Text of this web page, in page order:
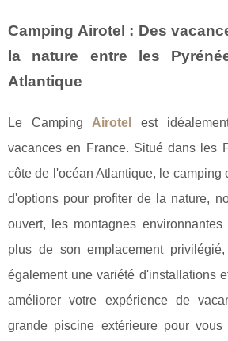
Camping Airotel : Des
la nature entre les
Atlantique
Le Camping Airotel est
vacances en France. Situé dans les
côte de l'océan Atlantique, le camping
d'options pour profiter de la nature,
ouvert, les montagnes
plus de son emplacement
également une variété d'installations
améliorer votre expérience de
grande piscine extérieure pour